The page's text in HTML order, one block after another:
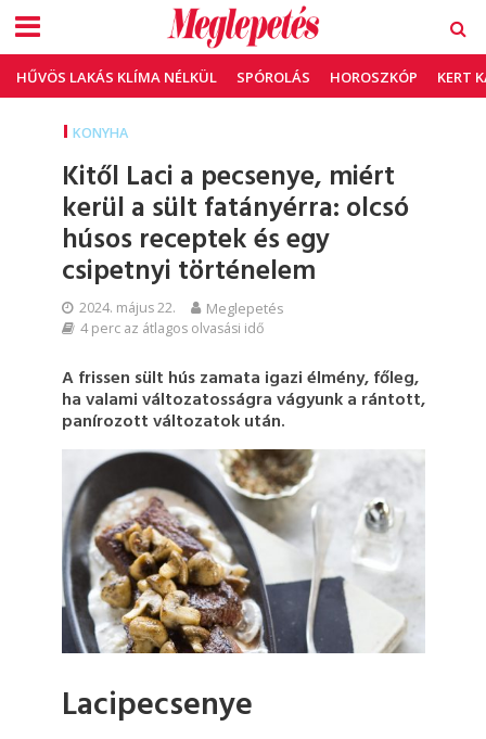
HŰVÖS LAKÁS KLÍMA NÉLKÜL SPÓROLÁS HOROSZKÓP KERT
KONYHA
Kitől Laci a pecsenye, miért
kerül a sült fatányérra: olcsó
húsos receptek és egy
csipetnyi történelem
2024. május 22. Meglepetés
4 perc az átlagos olvasási idő
A frissen sült hús zamata igazi élmény, főleg,
ha valami változatosságra vágyunk a rántott,
panírozott változatok után.
Lacipecsenye